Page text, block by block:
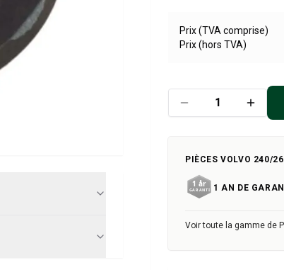
Prix (TVA comprise)
Prix (hors TVA)
PIÈCES VOLVO 240/
1 AN DE
Voir toute la gamme de